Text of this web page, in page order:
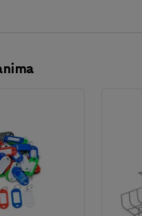
od laminata. Laminat
za održavanjen